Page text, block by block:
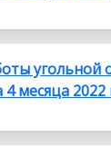
угольной
4 месяца 2022